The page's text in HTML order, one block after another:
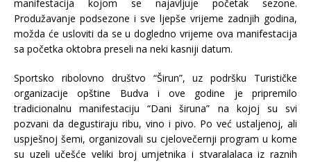
manifestacija kojom se najavljuje početak sezone.
Produžavanje podsezone i sve ljepše vrijeme zadnjih godina,
možda će usloviti da se u dogledno vrijeme ova manifestacija
sa početka oktobra preseli na neki kasniji datum.
Sportsko ribolovno društvo “Širun”, uz podršku Turističke
organizacije opštine Budva i ove godine je pripremilo
tradicionalnu manifestaciju “Dani širuna” na kojoj su svi
pozvani da degustiraju ribu, vino i pivo. Po već ustaljenoj, ali
uspješnoj šemi, organizovali su cjelovečernji program u kome
su uzeli učešće veliki broj umjetnika i stvaralalaca iz raznih